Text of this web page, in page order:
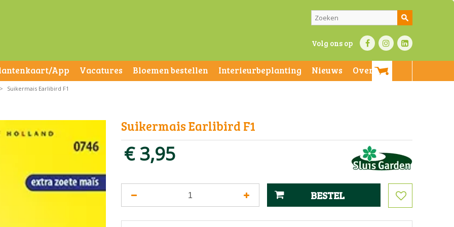
Volg ons op
App Vacatures Bloemen bestellen Interieurbeplanting Nieuws
Over ons
> Suikermais Earlibird F1
Suikermais Earlibird F1
€ 3,95